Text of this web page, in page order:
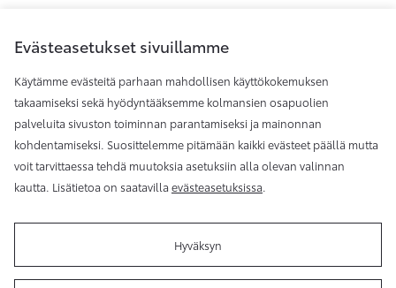
Toyota Helsinki
Käyttöehdot Evästeasetukset Reklamaatio Tilaa
Evästeasetukset sivuillamme
Käytämme evästeitä parhaan mahdollisen käyttökokemuksen
takaamiseksi sekä hyödyntääksemme kolmansien osapuolien
palveluita sivuston toiminnan parantamiseksi ja mainonnan
kohdentamiseksi. Suosittelemme pitämään kaikki evästeet päällä mutta
voit tarvittaessa tehdä muutoksia asetuksiin alla olevan valinnan
kautta. Lisätietoa on saatavilla evästeasetuksissa.
Hyväksyn